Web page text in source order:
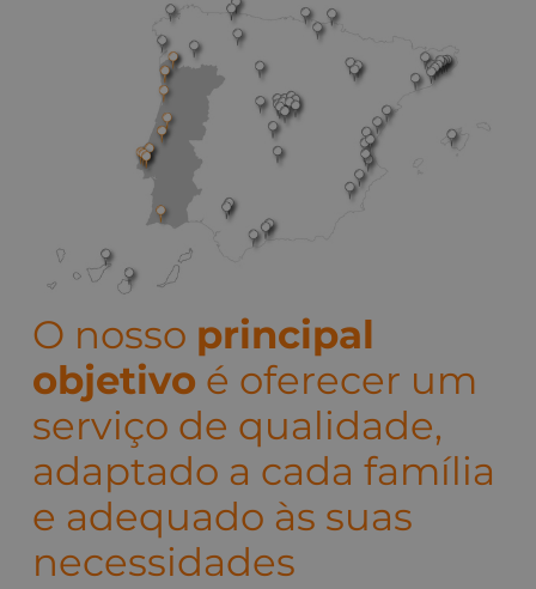
O nosso principal
objetivo é oferecer um
serviço de qualidade,
adaptado a cada família
e adequado às suas
necessidades